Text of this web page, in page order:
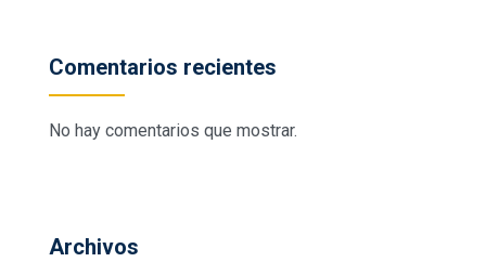
Comentarios recientes
No hay comentarios que mostrar.
Archivos